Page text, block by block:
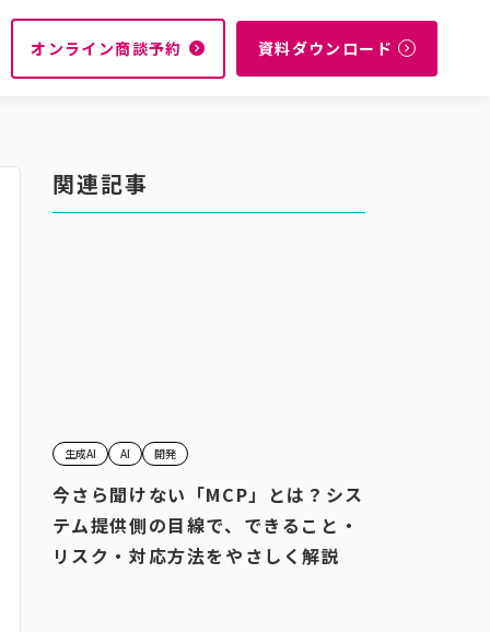
オンライン商談予約 navigate_next 資料ダウンロード navigate_next
関連記事
生成AI AI 開発
今さら聞けない「MCP」とは？シス
テム提供側の目線で、できること・
リスク・対応方法をやさしく解説